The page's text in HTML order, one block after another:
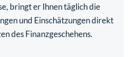
bringt er Ihnen täglich die
und Einschätzungen direkt
des Finanzgeschehens.